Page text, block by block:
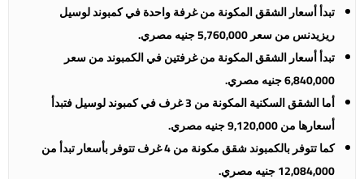
تبدأ أسعار الشقق المكونة من غرفة واحدة في كمبوند لوسيل
ريزيدنس من سعر 5,760,000 جنيه مصري.
تبدأ أسعار الشقق المكونة من غرفتين في الكمبوند من سعر
6,840,000 جنيه مصري.
أما الشقق السكنية المكونة من 3 غرف في كمبوند لوسيل فتبدأ
أسعارها من 9,120,000 جنيه مصري.
كما تتوفر بالكمبوند شقق مكونة من 4 غرف تتوفر بأسعار تبدأ من
12,084,000 جنيه مصري.